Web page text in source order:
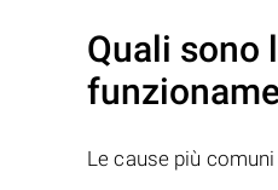
Quali sono
Le cause più